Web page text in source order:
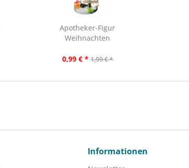
Apotheker-Figur
Weihnachten
0,99 € * 1,99 € *
Informationen